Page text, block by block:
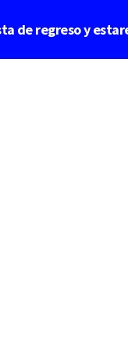
de regreso y